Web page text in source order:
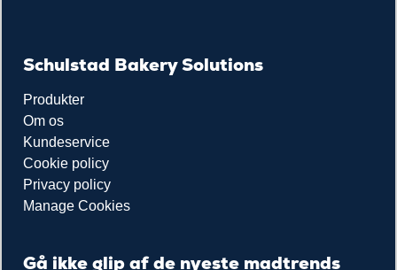
Schulstad Bakery Solutions
Produkter
Om os
Kundeservice
Cookie policy
Privacy policy
Manage Cookies
Gå ikke glip af de nyeste madtrends